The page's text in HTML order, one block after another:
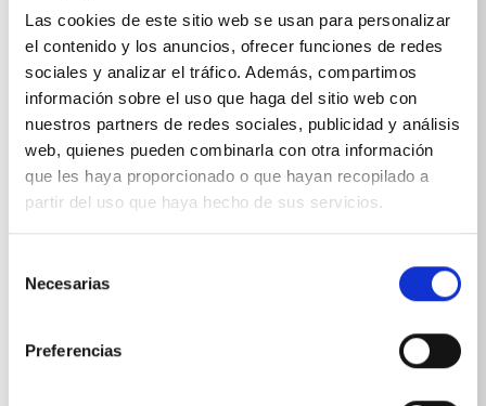
Las cookies de este sitio web se usan para personalizar
el contenido y los anuncios, ofrecer funciones de redes
sociales y analizar el tráfico. Además, compartimos
información sobre el uso que haga del sitio web con
nuestros partners de redes sociales, publicidad y análisis
web, quienes pueden combinarla con otra información
que les haya proporcionado o que hayan recopilado a
partir del uso que haya hecho de sus servicios.
Necesarias
Preferencias
De aluminio, ligero y robusto
con cepillo recambiable y bandas de goma
Dimensiones L 450 mm
Conexión 35 mm